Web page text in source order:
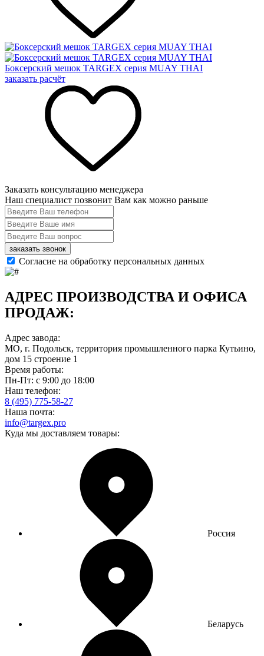
Боксерский мешок TARGEX серия MUAY THAI
заказать расчёт
Заказать консультацию менеджера
Наш специалист позвонит Вам как можно раньше
заказать звонок
Согласие на обработку персональных данных
АДРЕС ПРОИЗВОДСТВА И ОФИСА
ПРОДАЖ:
Адрес завода:
МО, г. Подольск, территория промышленного парка Кутьино,
дом 15 строение 1
Время работы:
Пн-Пт: с 9:00 до 18:00
Наш телефон:
8 (495) 775-58-27
Наша почта:
info@targex.pro
Куда мы доставляем товары:
Россия
Беларусь